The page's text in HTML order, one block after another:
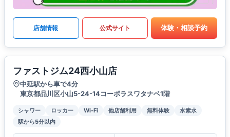
店舗情報 公式サイト 体験・相談予約
ファストジム24西小山店
中延駅から車で4分
東京都品川区小山5-24-14コーポラスワタナベ1階
シャワー ロッカー Wi-Fi 他店舗利用 無料体験
水素水
駅から5分以内